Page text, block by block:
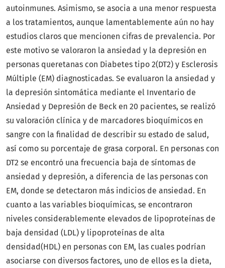
autoinmunes. Asimismo, se asocia a una menor respuesta
a los tratamientos, aunque lamentablemente aún no hay
estudios claros que mencionen cifras de prevalencia. Por
este motivo se valoraron la ansiedad y la depresión en
personas queretanas con Diabetes tipo 2(DT2) y Esclerosis
Múltiple (EM) diagnosticadas. Se evaluaron la ansiedad y
la depresión sintomática mediante el Inventario de
Ansiedad y Depresión de Beck en 20 pacientes, se realizó
su valoración clínica y de marcadores bioquímicos en
sangre con la finalidad de describir su estado de salud,
así como su porcentaje de grasa corporal. En personas con
DT2 se encontró una frecuencia baja de síntomas de
ansiedad y depresión, a diferencia de las personas con
EM, donde se detectaron más indicios de ansiedad. En
cuanto a las variables bioquímicas, se encontraron
niveles considerablemente elevados de lipoproteínas de
baja densidad (LDL) y lipoproteínas de alta
densidad(HDL) en personas con EM, las cuales podrían
asociarse con diversos factores, uno de ellos es la dieta,